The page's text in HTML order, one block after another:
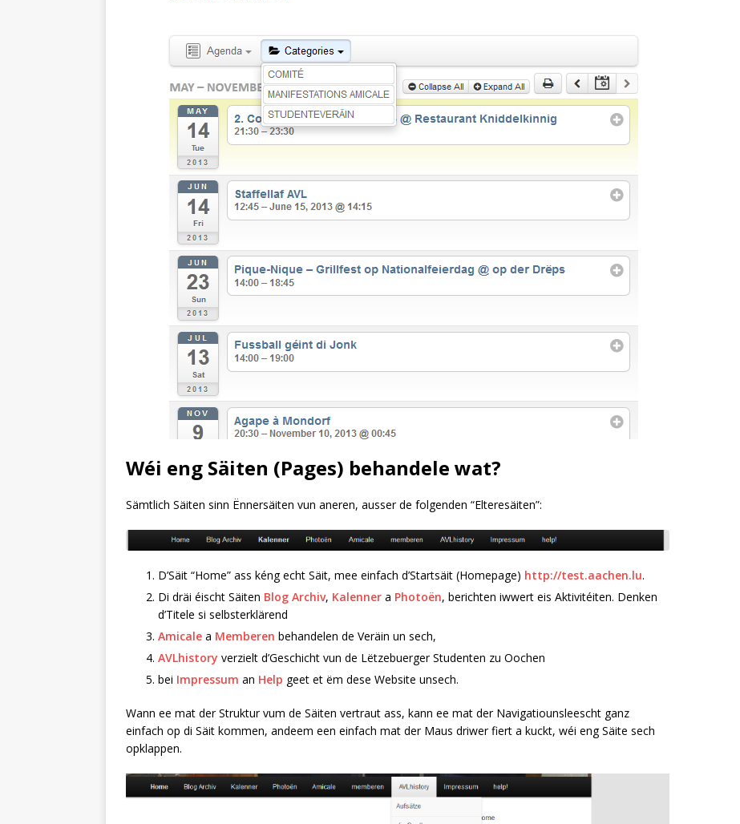
Wéi eng Säiten (Pages) behandele wat?
Sämtlich Säiten sinn Ënnersäiten vun aneren, ausser de folgenden “Elteresäiten”:
D’Säit “Home” ass kéng echt Säit, mee einfach d’Startsäit (Homepage) http://test.aachen.lu.
Di dräi éischt Säiten Blog Archiv, Kalenner a Photoën, berichten iwwert eis Aktivitéiten. Denken
d’Titele si selbsterklärend
Amicale a Memberen behandelen de Veräin un sech,
AVLhistory verzielt d’Geschicht vun de Lëtzebuerger Studenten zu Oochen
bei Impressum an Help geet et ëm dese Website unsech.
Wann ee mat der Struktur vum de Säiten vertraut ass, kann ee mat der Navigatiounsleescht ganz
einfach op di Säit kommen, andeem een einfach mat der Maus driwer fiert a kuckt, wéi eng Säite sech
opklappen.